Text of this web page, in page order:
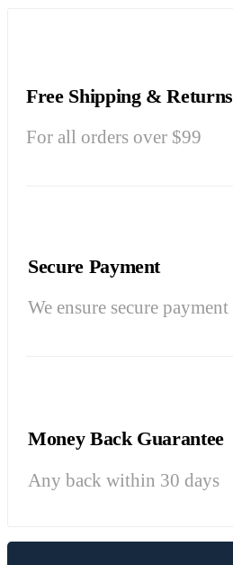
Free Shipping & Returns
For all orders over $99
Secure Payment
We ensure secure payment
Money Back Guarantee
Any back within 30 days